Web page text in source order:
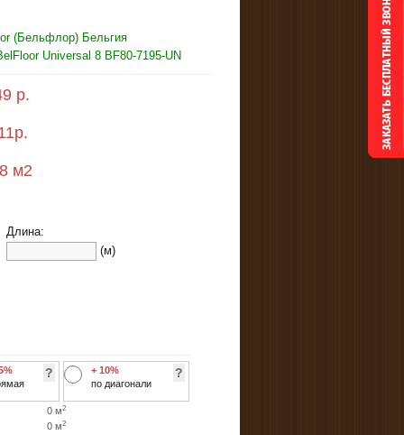
(Бельфлор) Бельгия
Universal 8 BF80-7195-UN
р.
р.
м2
Длина:
(м)
?
+ 10%
по диагонали
?
0 м2
0 м2